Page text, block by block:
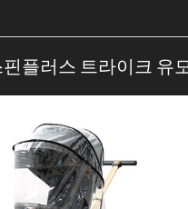
핀플러스 트라이크 유